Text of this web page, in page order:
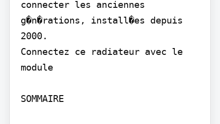
connecter les anciennes
g�n�rations, install�es depuis
2000.
Connectez ce radiateur avec le
module
SOMMAIRE